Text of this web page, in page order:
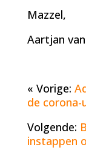
Mazzel,
Aartjan
« Vorige:
de
Volgende:
instappen